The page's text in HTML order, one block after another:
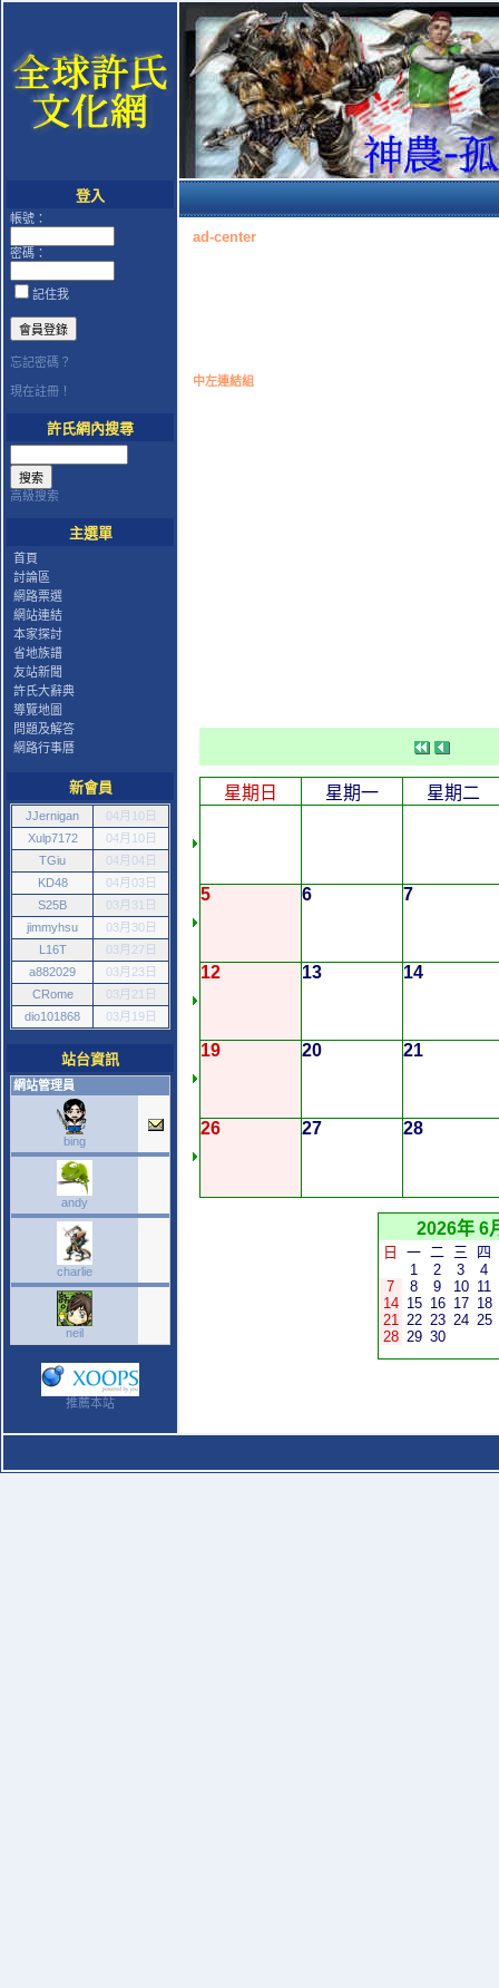
登入
帳號：
密碼：
記住我
忘記密碼？
現在註冊！
許氏網內搜尋
高級搜索
主選單
首頁
討論區
網路票選
網站連結
本家探討
省地族譜
友站新聞
許氏大辭典
導覽地圖
問題及解答
網路行事曆
新會員
JJernigan
04月10日
Xulp7172
04月10日
TGiu
04月04日
KD48
04月03日
S25B
03月31日
jimmyhsu
03月30日
L16T
03月27日
a882029
03月23日
CRome
03月21日
dio101868
03月19日
站台資訊
網站管理員
bing
andy
charlie
neil
推薦本站
ad-center
中左連結組
星期日 星期一 星期二
5 6 7
12 13 14
19 20 21
26 27 28
2026年 6
日 一 二 三
四
1
2 3
4
7
8 9 10 11
14 15 16 17 18
21 22 23 24 25
28 29 30